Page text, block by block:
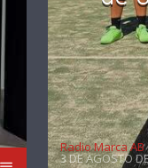
Radio Marca AB
3 DE AGOSTO